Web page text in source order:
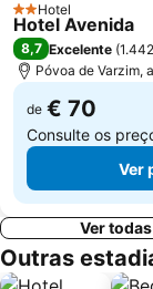
Aquático de Fafe
Centro Histórico de
2 Estrelas
Hotel
Hotel Avenida
8,7 Excelente (
Póvoa de Varzim,
de € 70
Consulte os
Ver
Ver
Outras